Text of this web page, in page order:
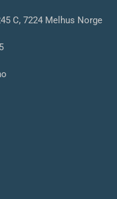
C, 7224 Melhus Norge